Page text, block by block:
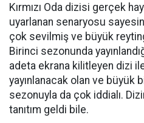
Kırmızı Oda dizisi gerçek
uyarlanan senaryosu
çok sevilmiş ve büyük
Birinci sezonunda
adeta ekrana kilitleyen dizi
yayınlanacak olan ve büyük
sezonuyla da çok iddialı.
tanıtım geldi bile.